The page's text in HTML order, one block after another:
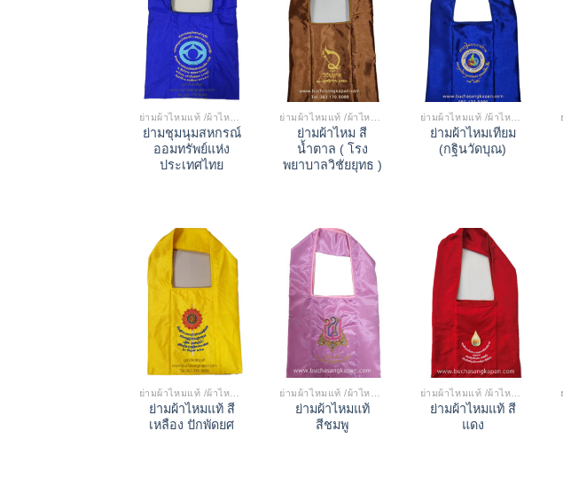
ย่ามชุมนุมสหกรณ์
ออมทรัพย์แห่ง
ประเทศไทย
ย่ามผ้าไหม สี
น้ำตาล ( โรง
พยาบาลวิชัยยุทธ )
ย่ามผ้าไหมเทียม
(กฐินวัดบุณ)
ย่ามผ้าไหมแท้ สี
เหลือง ปักพัดยศ
ย่ามผ้าไหมแท้
สีชมพู
ย่ามผ้าไหมแท้ สี
แดง